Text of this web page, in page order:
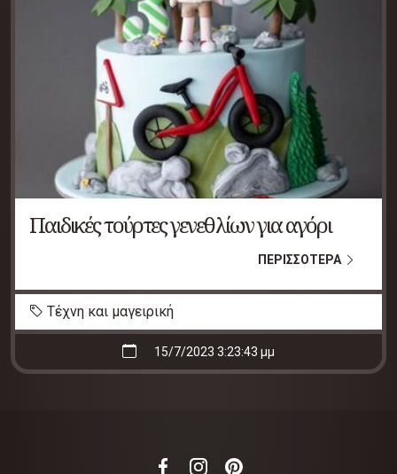
Παιδικές τούρτες γενεθλίων για αγόρι
ΠΕΡΙΣΣΟΤΕΡΑ
Τέχνη και μαγειρική
15/7/2023 3:23:43 μμ